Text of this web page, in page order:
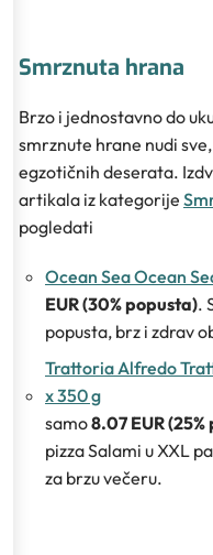
Smrznuta hrana
Brzo i jednostavno do
smrznute hrane nudi
egzotičnih deserata.
artikala iz kategorije
pogledati
Ocean Sea Ocean
EUR (30% popusta).
popusta, brz i zdrav
Trattoria Alfredo
x 350 g
samo8.07 EUR
pizza Salami u XXL
za brzu večeru.